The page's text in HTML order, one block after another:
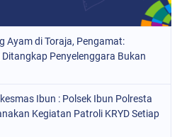
Ayam di Toraja, Pengamat:
Penyelenggara Bukan
Ibun : Polsek Ibun Polresta
Kegiatan Patroli KRYD Setiap